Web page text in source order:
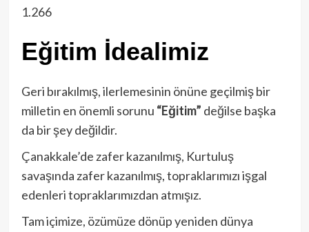
1.266
Eğitim İdealimiz
Geri bırakılmış, ilerlemesinin önüne geçilmiş bir
milletin en önemli sorunu “Eğitim” değilse başka
da bir şey değildir.
Çanakkale’de zafer kazanılmış, Kurtuluş
savaşında zafer kazanılmış, topraklarımızı işgal
edenleri topraklarımızdan atmışız.
Tam içimize, özümüze dönüp yeniden dünya